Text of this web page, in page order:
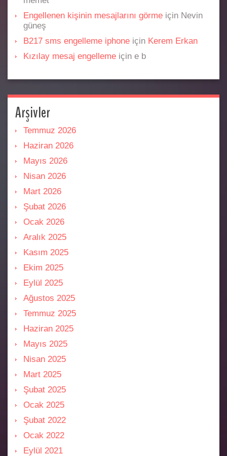
Engellenen kişinin mesajlarını görme için Nevin
güneş
B217 sms engelleme iphone için Kerem Erkan
Kızılay mesaj engelleme için e b
Arşivler
Temmuz 2026
Haziran 2026
Mayıs 2026
Nisan 2026
Mart 2026
Şubat 2026
Ocak 2026
Aralık 2025
Kasım 2025
Ekim 2025
Eylül 2025
Ağustos 2025
Temmuz 2025
Haziran 2025
Mayıs 2025
Nisan 2025
Mart 2025
Şubat 2025
Ocak 2025
Şubat 2022
Ocak 2022
Eylül 2021